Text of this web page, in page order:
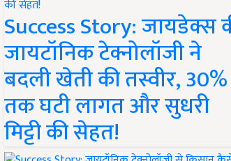
Success Story: जायडेक्स
जायटॉनिक टेक्नोलॉजी ने
बदली खेती की तस्वीर, 30%
तक घटी लागत और सुधरी
मिट्टी की सेहत!